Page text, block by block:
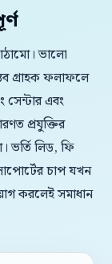
ভালো
গ্রাহক ফলাফলে
সেন্টার এবং
প্রযুক্তির
ভর্তি লিড, ফি
চাপ যখন
করলেই সমাধান